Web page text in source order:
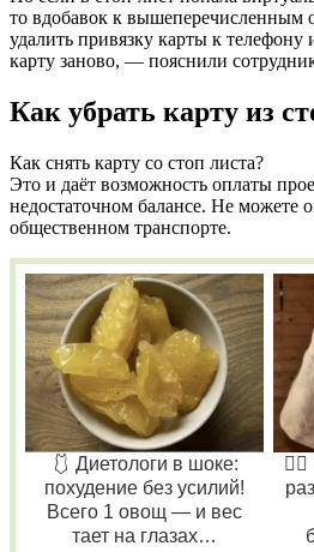
то вдобавок к вышеперечисленным
удалить привязку карты к телефону
карту заново, — пояснили
Как убрать карту из
Как снять карту со стоп листа?
Это и даёт возможность оплаты
недостаточном балансе. Не можете
общественном транспорте.
🩱 Диетологи в шоке:
похудение без усилий!
Всего 1 овощ — и вес
тает на глазах…